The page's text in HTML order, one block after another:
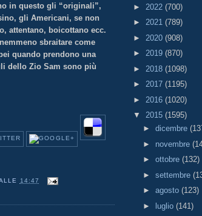
in questo gli “originali”,
gli Americani, se non
attentano, boicottano ecc.
sbraitare come
quando prendono una
dello Zio Sam sono più
14:47
► 2022 (700)
► 2021 (789)
► 2020 (908)
► 2019 (870)
► 2018 (1098)
► 2017 (1195)
► 2016 (1020)
▼ 2015 (1595)
► dicembre
► novembre
► ottobre (132)
► settembre
► agosto (123)
►
luglio (141)